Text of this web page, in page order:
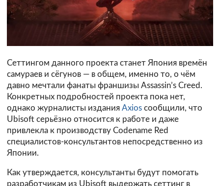
Сеттингом данного проекта станет Япония времён
самураев и сёгунов — в общем, именно то, о чём
давно мечтали фанаты франшизы Assassin’s Creed.
Конкретных подробностей проекта пока нет,
однако журналисты издания Axios сообщили, что
Ubisoft серьёзно относится к работе и даже
привлекла к производству Codename Red
специалистов-консультантов непосредственно из
Японии.
Как утверждается, консультанты будут помогать
разработчикам из Ubisoft выдержать сеттинг в